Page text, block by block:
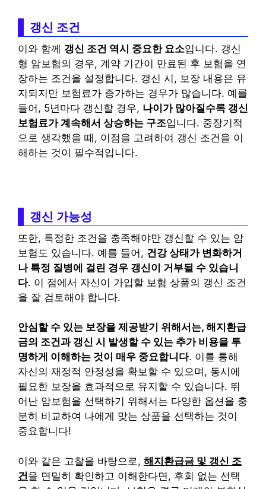
갱신 조건
이와 함께 갱신 조건 역시 중요한 요소입니다. 갱신
형 암보험의 경우, 계약 기간이 만료된 후 보험을 연
장하는 조건을 설정합니다. 갱신 시, 보장 내용은 유
지되지만 보험료가 증가하는 경우가 많습니다. 예를
들어, 5년마다 갱신할 경우, 나이가 많아질수록 갱신
보험료가 계속해서 상승하는 구조입니다. 중장기적
으로 생각했을 때, 이점을 고려하여 갱신 조건을 이
해하는 것이 필수적입니다.
갱신 가능성
또한, 특정한 조건을 충족해야만 갱신할 수 있는 암
보험도 있습니다. 예를 들어, 건강 상태가 변화하거
나 특정 질병에 걸린 경우 갱신이 거부될 수 있습니
다. 이 점에서 자신이 가입할 보험 상품의 갱신 조건
을 잘 검토해야 합니다.
안심할 수 있는 보장을 제공받기 위해서는, 해지환급
금의 조건과 갱신 시 발생할 수 있는 추가 비용을 투
명하게 이해하는 것이 매우 중요합니다. 이를 통해
자신의 재정적 안정성을 확보할 수 있으며, 동시에
필요한 보장을 효과적으로 유지할 수 있습니다. 뛰
어난 암보험을 선택하기 위해서는 다양한 옵션을 충
분히 비교하여 나에게 맞는 상품을 선택하는 것이
중요합니다!
이와 같은 고찰을 바탕으로, 해지환급금 및 갱신 조
건을 면밀히 확인하고 이해한다면, 후회 없는 선택